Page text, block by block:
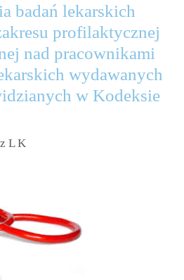
badań lekarskich
profilaktycznej
nad pracownikami
wydawanych
w Kodeksie
L K